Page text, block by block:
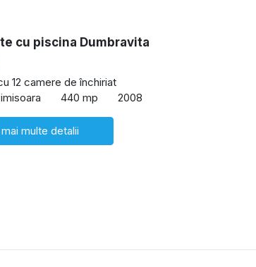
cu piscina Dumbravita
12 camere de închiriat
440 mp 2008
multe detalii